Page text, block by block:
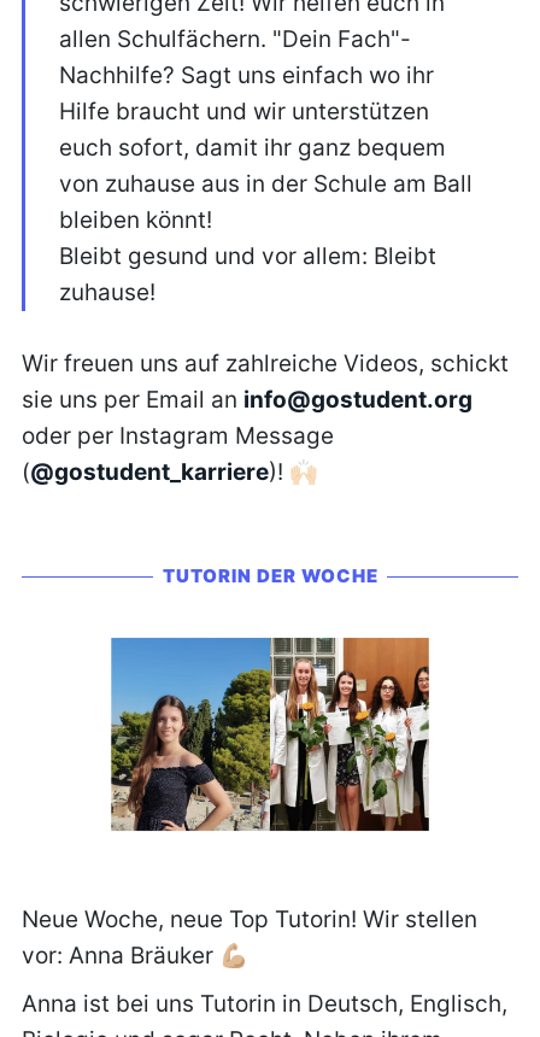
allen Schulfächern. "Dein Fach"-
Nachhilfe? Sagt uns einfach wo ihr
Hilfe braucht und wir unterstützen
euch sofort, damit ihr ganz bequem
von zuhause aus in der Schule am Ball
bleiben könnt!
Bleibt gesund und vor allem: Bleibt
zuhause!
Wir freuen uns auf zahlreiche Videos, schickt
sie uns per Email an info@gostudent.org
oder per Instagram Message
(@gostudent_karriere)! 🙌🏻
TUTORIN DER WOCHE
Neue Woche, neue Top Tutorin! Wir stellen
vor: Anna Bräuker 💪🏼
Anna ist bei uns Tutorin in Deutsch, Englisch,